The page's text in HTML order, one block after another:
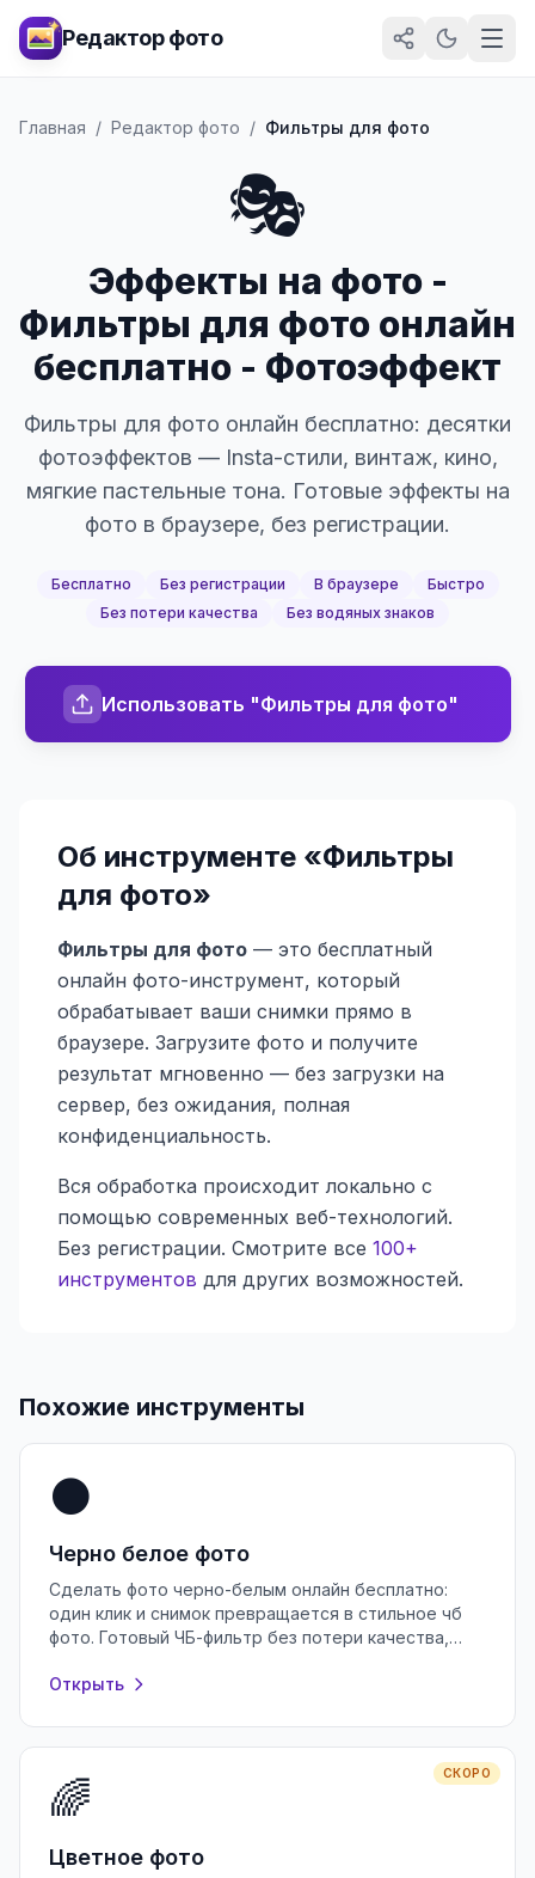
Редактор фото
Главная / Редактор фото / Фильтры для фото
🎭
Эффекты на фото -
Фильтры для фото онлайн
бесплатно - Фотоэффект
Фильтры для фото онлайн бесплатно: десятки
фотоэффектов — Insta-стили, винтаж, кино,
мягкие пастельные тона. Готовые эффекты на
фото в браузере, без регистрации.
Бесплатно Без регистрации В браузере
Быстро
Без потери качества
Без водяных знаков
Использовать "Фильтры для фото"
Об инструменте «Фильтры
для фото»
Фильтры для фото — это бесплатный
онлайн фото-инструмент, который
обрабатывает ваши снимки прямо в
браузере. Загрузите фото и получите
результат мгновенно — без загрузки на
сервер, без ожидания, полная
конфиденциальность.
Вся обработка происходит локально с
помощью современных веб-технологий.
Без регистрации. Смотрите все 100+
инструментов для других возможностей.
Похожие инструменты
⚫
Черно белое фото
Сделать фото черно-белым онлайн бесплатно:
один клик и снимок превращается в стильное чб
фото. Готовый ЧБ-фильтр без потери качества,
Открыть
СКОРО
🌈
Цветное фото